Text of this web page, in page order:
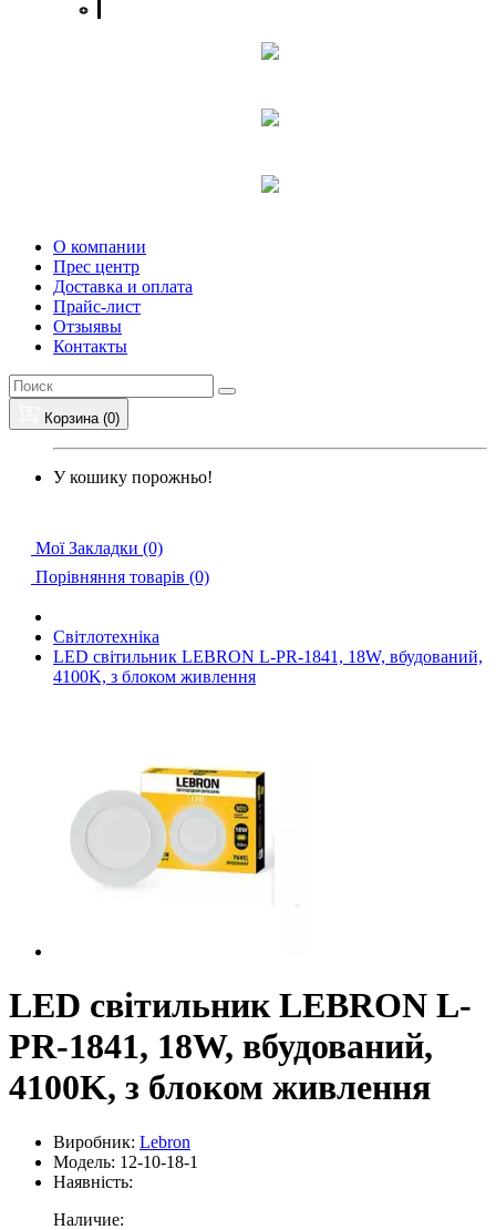
О компании
Прес центр
Доставка и оплата
Прайс-лист
Отзыявы
Контакты
Корзина (0)
У кошику порожньо!
Мої Закладки (0)
Порівняння товарів (0)
Світлотехніка
LED світильник LEBRON L-PR-1841, 18W, вбудований,
4100K, з блоком живлення
LED світильник LEBRON L-
PR-1841, 18W, вбудований,
4100K, з блоком живлення
Виробник: Lebron
Модель: 12-10-18-1
Наявність:
Наличие: